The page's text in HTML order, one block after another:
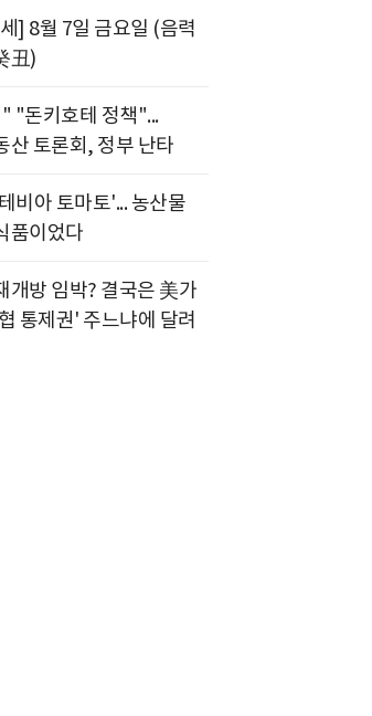
] 8월 7일 금요일 (음력
丑)
"돈키호테 정책"...
산 토론회, 정부 난타
비아 토마토'... 농산물
품이었다
개방 임박? 결국은 美가
통제권' 주느냐에 달려